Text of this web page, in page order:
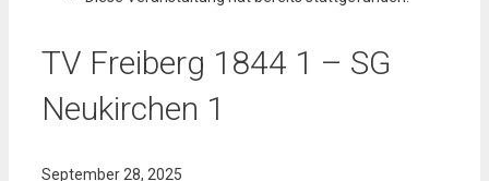
TV Freiberg 1844 1 – SG
Neukirchen 1
September 28, 2025